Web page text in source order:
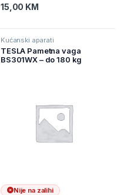
15,00 KM
Kućanski aparati
TESLA Pametna vaga
BS301WX – do 180 kg
Nije na zalihi